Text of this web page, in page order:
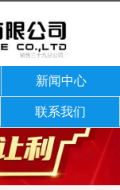
新闻中心
联系我们